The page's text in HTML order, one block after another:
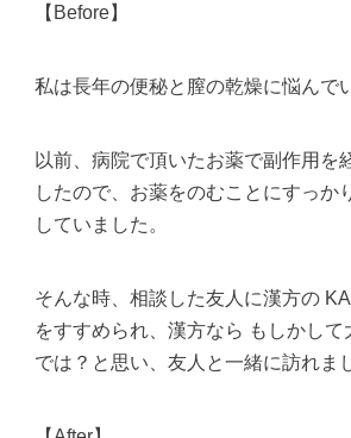
【Before】
私は長年の便秘と膣の乾燥に悩んで
以前、病院で頂いたお薬で副作用を
したので、お薬をのむことにすっか
していました。
そんな時、相談した友人に漢方の
をすすめられ、漢方なら もしかして
では？と思い、友人と一緒に訪れま